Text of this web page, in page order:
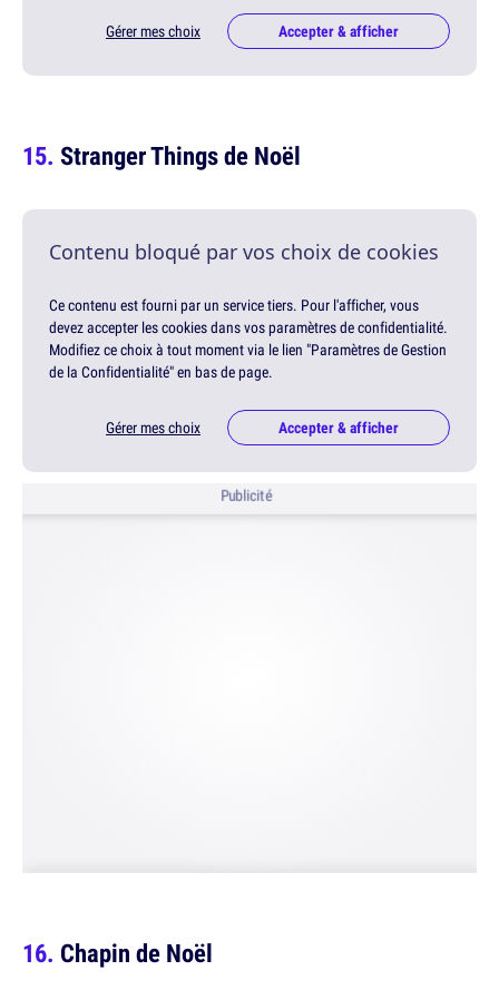
Gérer mes choix Accepter & afficher
Stranger Things de Noël
Contenu bloqué par vos choix de cookies
Ce contenu est fourni par un service tiers. Pour l'afficher, vous
devez accepter les cookies dans vos paramètres de confidentialité.
Modifiez ce choix à tout moment via le lien "Paramètres de Gestion
de la Confidentialité" en bas de page.
Gérer mes choix Accepter & afficher
Publicité
Chapin de Noël